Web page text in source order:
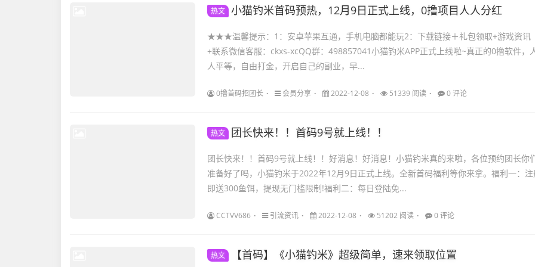
热文 小猫钓米首码预热，12月9日正式上线，0撸项目人人分红
★★★温馨提示：1：安卓苹果互通，手机电脑都能玩2：下载链接＋礼包领取+游戏资讯
+联系微信客服：ckxs-xcQQ群：498857041小猫钓米APP正式上线啦~真正的0撸软件，
人平等，自由打金，开启自己的副业，早...
0撸首码招团长 会员分享 2022-12-08 51339 阅读 0 评论
热文 团长快来！！首码9号就上线！！
团长快来！！首码9号就上线！！好消息！好消息！小猫钓米真的来啦，各位预约团长你
准备好了吗，小猫钓米于2022年12月9日正式上线。全新首码福利等你来拿。福利一：
即送300鱼饵，提现无门槛限制!福利二：每日登陆免...
CCTVV686 引流资讯 2022-12-08 51202 阅读 0 评论
热文 【首码】《小猫钓米》超级简单，速来领取位置